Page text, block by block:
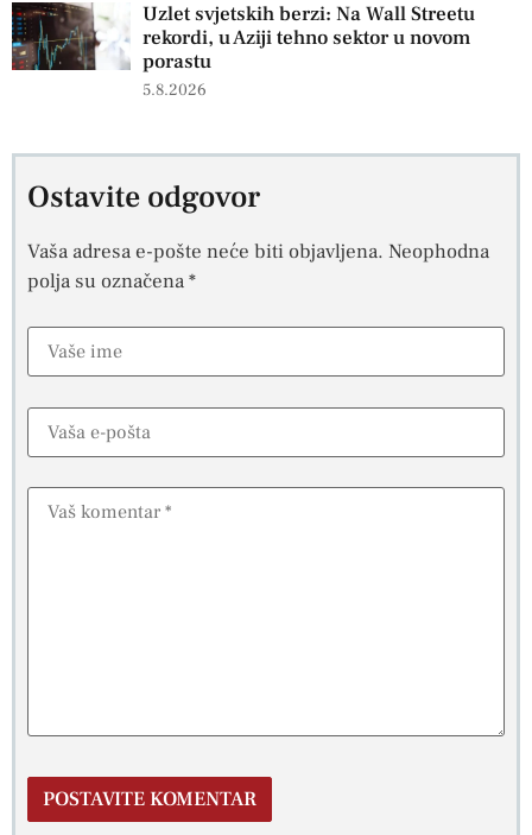
Uzlet svjetskih berzi: Na Wall Streetu
rekordi, u Aziji tehno sektor u novom
porastu
5.8.2026
Ostavite odgovor
Vaša adresa e-pošte neće biti objavljena. Neophodna
polja su označena*